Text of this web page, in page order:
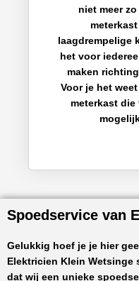
niet meer
laagdrempelige
het voor
maken
Voor je het
meterkast die
Spoedservice van
Gelukkig hoef je je hier
Elektricien Klein Wetsinge
dat wij een unieke